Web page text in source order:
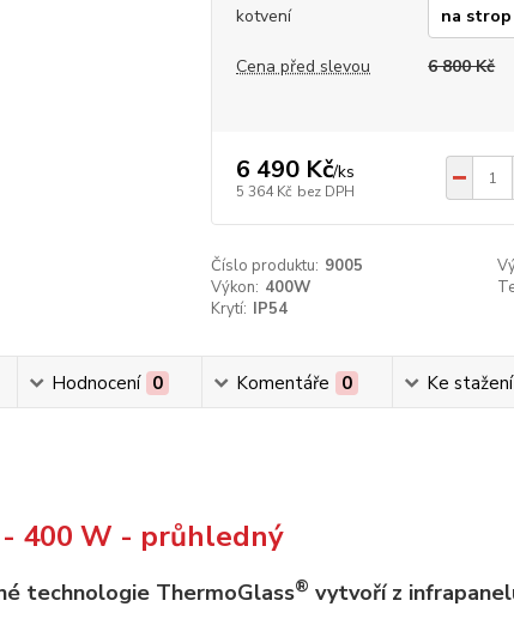
kotvení
Cena před slevou 6 800 Kč
6 490 Kč/ks
5 364 Kč bez DPH
Číslo produktu: 9005
Výkon: 400W
Krytí: IP54
Hodnocení 0 Komentáře 0 Ke stažení
400 W - průhledný
technologie ThermoGlass® vytvoří z